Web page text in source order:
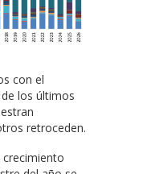
con el
los últimos
retroceden.